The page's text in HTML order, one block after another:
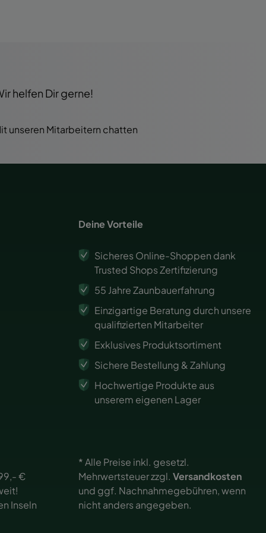
helfen Dir gerne!
unseren Mitarbeitern chatten
Deine Vorteile
Sicheres Online-Shoppen dank
Trusted Shops Zertifizierung
55 Jahre Zaunbauerfahrung
Einzigartige Beratung durch unsere
qualifizierten Mitarbeiter
Exklusives Produktsortiment
Sichere Bestellung & Zahlung
Hochwertige Produkte aus
unserem eigenen Lager
€
Inseln
* Alle Preise inkl. gesetzl.
Mehrwertsteuer zzgl. Versandkosten
und ggf. Nachnahmegebühren, wenn
nicht anders angegeben.